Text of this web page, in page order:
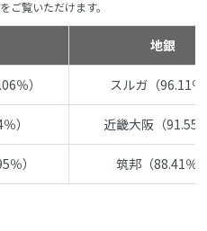
ご覧いただけます。
地銀
％） スルガ（96.11
） 近畿大阪（91.55
） 筑邦（88.41％